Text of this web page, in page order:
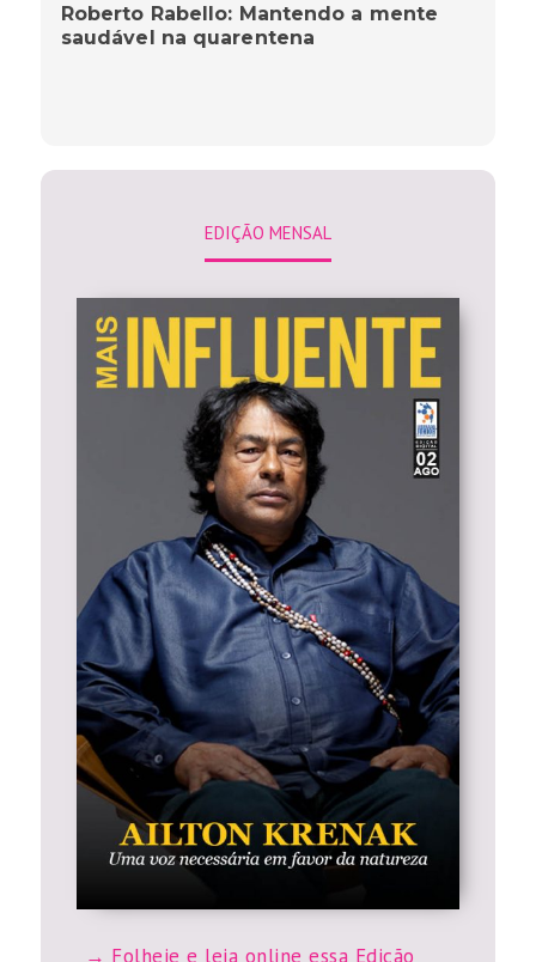
Roberto Rabello: Mantendo a mente
saudável na quarentena
EDIÇÃO MENSAL
Folheie e leia online essa Edição